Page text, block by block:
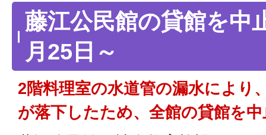
藤江公民館の貸館を中
月25日～
2階料理室の水道管の漏水により
が落下したため、全館の貸館を